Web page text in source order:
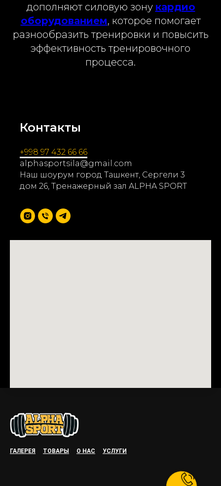
дополняют силовую зону кардио
оборудованием, которое помогает
разнообразить тренировки и повысить
эффективность тренировочного
процесса.
Контакты
+998 97 432 66 66
alphasportsila@gmail.com
Наш шоурум город Ташкент, Сергели 3
дом 26, Тренажерный зал ALPHA SPORT
ГАЛЕРЕЯ ТОВАРЫ О НАС УСЛУГИ